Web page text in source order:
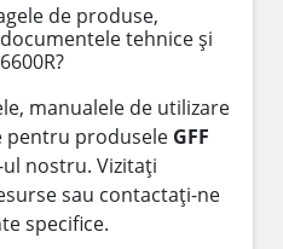
de produse,
tehnice și
manualele de utilizare
pentru produsele GFF
nostru. Vizitați
sau contactați-ne
specifice.